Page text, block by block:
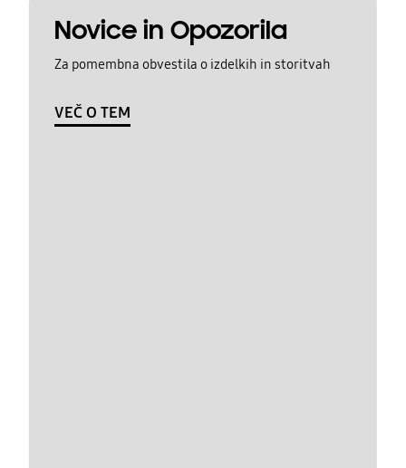
Novice in Opozorila
Za pomembna obvestila o izdelkih in storitvah
VEČ O TEM